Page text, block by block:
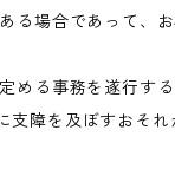
る場合であって、
める事務を遂行す
支障を及ぼすおそれ